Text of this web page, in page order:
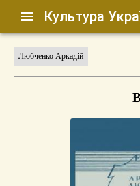
Культура
Любченко Аркадій